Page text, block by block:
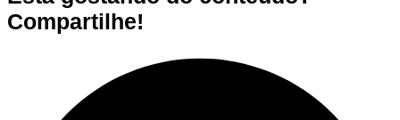
Compartilhe!